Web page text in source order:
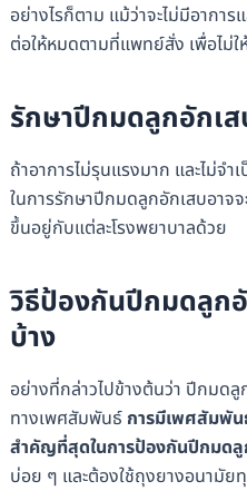
อย่างไรก็ตาม แม้ว่าจะไม่มีอากา
ต่อให้หมดตามที่แพทย์สั่ง เพื่อไม่
รักษาปีกมดลูกอักเส
ถ้าอาการไม่รุนแรงมาก และไม่จ
ในการรักษาปีกมดลูกอักเสบอาจ
ขึ้นอยู่กับแต่ละโรงพยาบาลด้วย
วิธีป้องกันปีกมดลูกอั
บ้าง
อย่างที่กล่าวไปข้างต้นว่า ปีกมด
ทางเพศสัมพันธ์ การมีเพศสัมพัน
สำคัญที่สุดในการป้องกันปีกมดลู
บ่อย ๆ และต้องใช้ถุงยางอนามั